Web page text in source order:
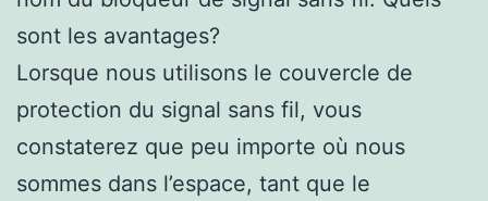
sont les avantages?
Lorsque nous utilisons le couvercle de
protection du signal sans fil, vous
constaterez que peu importe où nous
sommes dans l’espace, tant que le